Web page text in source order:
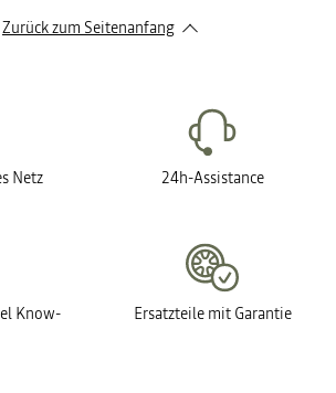
Zurück zum Seitenanfang
Netz 24h-Assistance
Know-
Ersatzteile mit Garantie